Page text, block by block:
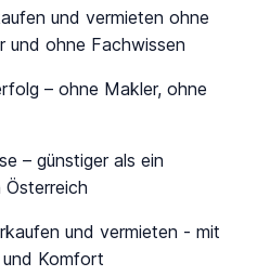
und vermieten ohne
und ohne Fachwissen
– ohne Makler, ohne
– günstiger als ein
und vermieten - mit
Komfort